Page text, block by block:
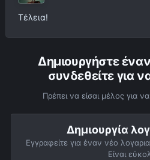
Τέλεια!
Δημιουργήστε
συνδεθείτε για
Πρέπει να είσαι μέλος για
Δημιουργία
Εγγραφείτε για έναν νέο
Είναι